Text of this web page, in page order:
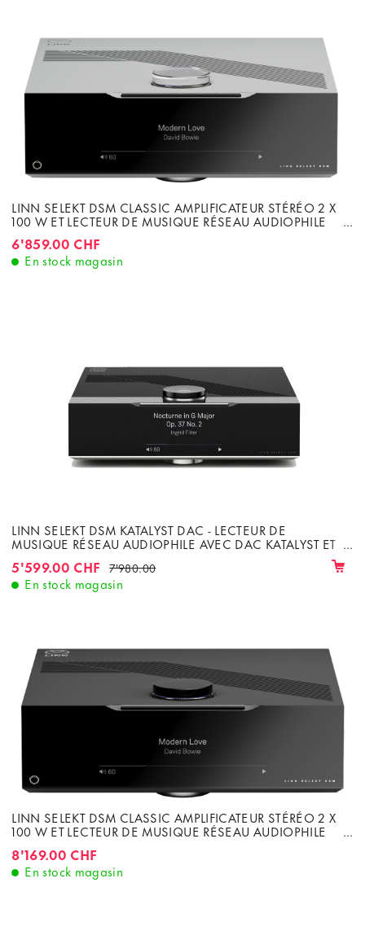
LINN SELEKT DSM CLASSIC AMPLIFICATEUR STÉRÉO 2 X
100 W ET LECTEUR DE MUSIQUE RÉSEAU AUDIOPHILE
6'859.00 CHF
En stock magasin
LINN SELEKT DSM KATALYST DAC - LECTEUR DE
MUSIQUE RÉSEAU AUDIOPHILE AVEC DAC KATALYST ET
5'599.00 CHF 7'980.00
En stock magasin
LINN SELEKT DSM CLASSIC AMPLIFICATEUR STÉRÉO 2 X
100 W ET LECTEUR DE MUSIQUE RÉSEAU AUDIOPHILE
8'169.00 CHF
En stock magasin